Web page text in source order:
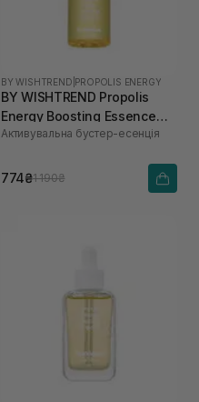
BY WISHTREND PROPOLIS ENERGY
BY WISHTREND Propolis
Energy Boosting Essence
100 мл
Активувальна бустер-есенція
774₴1 190₴